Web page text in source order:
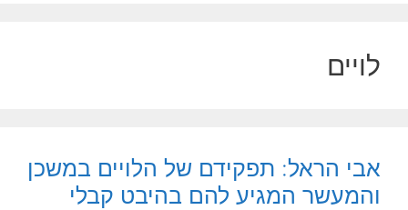
לויים
אבי הראל: תפקידם של הלויים במשכן
והמעשר המגיע להם בהיבט קבלי